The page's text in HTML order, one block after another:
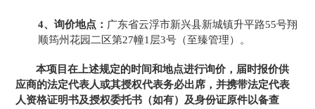
4、询价地点： 广东省云浮市新兴县新城镇升平路55号翔
顺筠州花园二区第27幢1层3号 （至臻管理） 。
本项目在上述规定的时间和地点进行询价，届时报价供
应商的法定代表人或其授权代表务必出席，并携带法定代表
人资格证明书及授权委托书（如有）及身份证原件以备查